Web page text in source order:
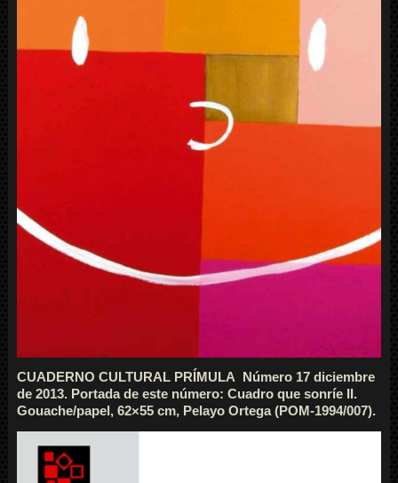
CUADERNO CULTURAL PRÍMULA Número 17 diciembre
de 2013. Portada de este número: Cuadro que sonríe II.
Gouache/papel, 62×55 cm, Pelayo Ortega (POM-1994/007).